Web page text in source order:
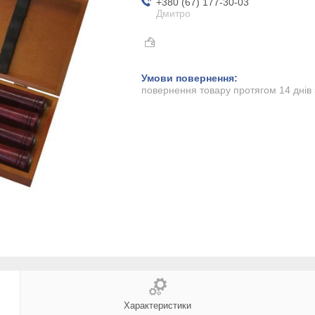
Дмитро
повернення товару протягом 14 днів
Характеристики